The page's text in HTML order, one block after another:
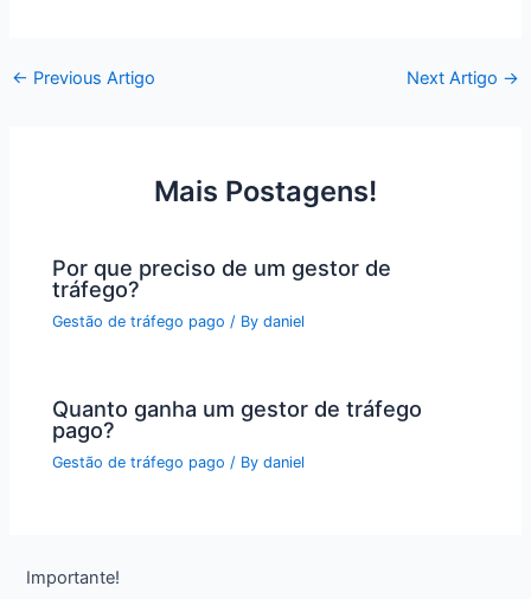
← Previous Artigo Next Artigo →
Mais Postagens!
Por que preciso de um gestor de
tráfego?
Gestão de tráfego pago / Bydaniel
Quanto ganha um gestor de tráfego
pago?
Gestão de tráfego pago / Bydaniel
Importante!